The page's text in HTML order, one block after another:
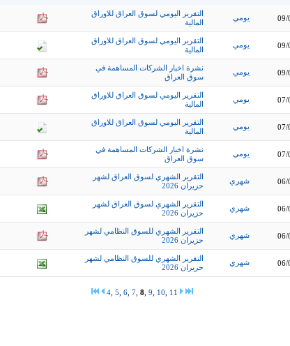
التقرير اليومي لسوق العراق للاوراق
المالية
يومي 09/
التقرير اليومي لسوق العراق للاوراق
المالية
يومي 09/
نشرة اخبار الشركات المساهمة في
سوق العراق
يومي 09/
التقرير اليومي لسوق العراق للاوراق
المالية
يومي 07/
التقرير اليومي لسوق العراق للاوراق
المالية
يومي 07/
نشرة اخبار الشركات المساهمة في
سوق العراق
يومي 07/
التقرير الشهري لسوق العراق لشهر
حزيران 2026
شهري 06/
التقرير الشهري لسوق العراق لشهر
حزيران 2026
شهري 06/
التقرير الشهري للسوق النظامي لشهر
حزيران 2026
شهري 06/
التقرير الشهري للسوق النظامي لشهر
حزيران 2026
شهري 06/
4 5 6 7 8 9 10 11